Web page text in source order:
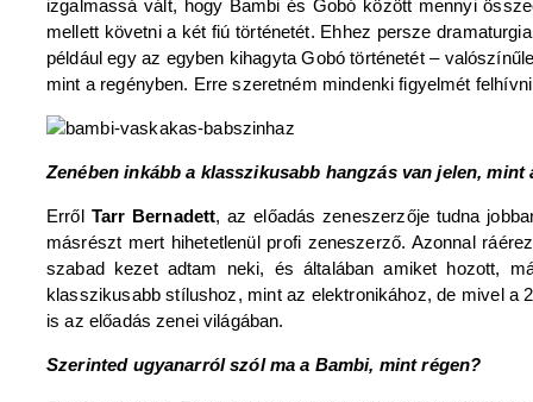
izgalmassá vált, hogy Bambi és Gobó között mennyi
mellett követni a két fiú történetét. Ehhez persze
például egy az egyben kihagyta Gobó történetét –
mint a regényben. Erre szeretném mindenki figyelmét
Zenében inkább a klasszikusabb hangzás van jelen,
Erről Tarr Bernadett, az előadás zeneszerzője tudna
másrészt mert hihetetlenül profi zeneszerző. Azonnal
szabad kezet adtam neki, és általában amiket hozott,
klasszikusabb stílushoz, mint az elektronikához, de mivel a
is az előadás zenei világában.
Szerinted ugyanarról szól ma a Bambi, mint régen?